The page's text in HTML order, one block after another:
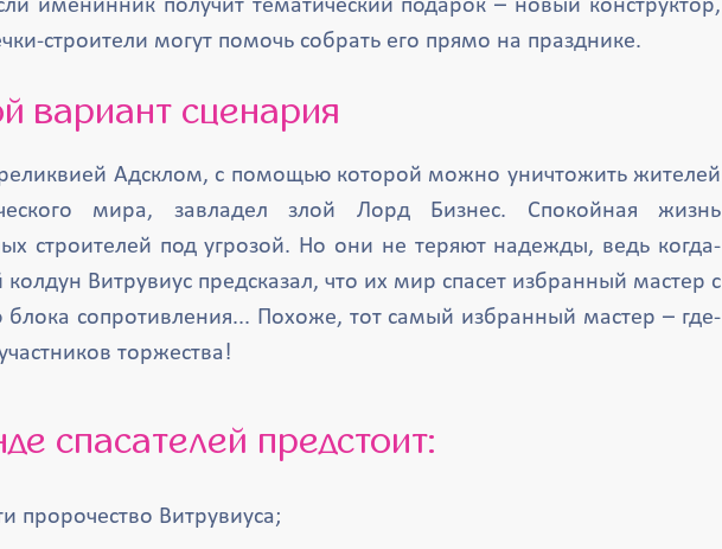
именинник получит тематический подарок – новый конструктор,
строители могут помочь собрать его прямо на празднике.
вариант сценария
Адсклом, с помощью которой можно уничтожить жителей
мира, завладел злой Лорд Бизнес. Спокойная жизнь
строителей под угрозой. Но они не теряют надежды, ведь когда-
колдун Витрувиус предсказал, что их мир спасет избранный мастер с
сопротивления... Похоже, тот самый избранный мастер – где-
торжества!
спасателей предстоит:
пророчество Витрувиуса;